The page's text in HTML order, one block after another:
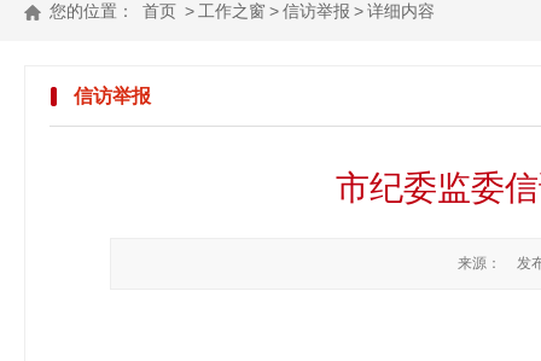
您的位置： 首页 > 工作之窗 >信访举报 >详细内容
信访举报
市纪委监委
来源： 发